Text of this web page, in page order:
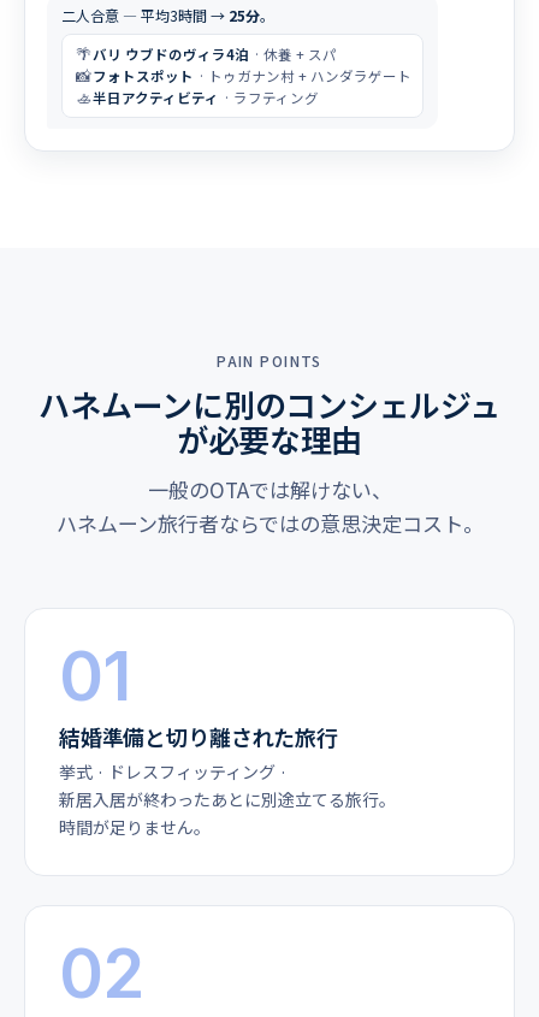
二人合意 — 平均3時間 → 25分。
🌴バリ ウブドのヴィラ4泊 · 休養 + スパ
📸フォトスポット · トゥガナン村 + ハンダラゲート
🚣半日アクティビティ · ラフティング
PAIN POINTS
ハネムーンに別のコンシェルジュ
が必要な理由
一般のOTAでは解けない、
ハネムーン旅行者ならではの意思決定コスト。
01
結婚準備と切り離された旅行
挙式 · ドレスフィッティング ·
新居入居が終わったあとに別途立てる旅行。
時間が足りません。
02